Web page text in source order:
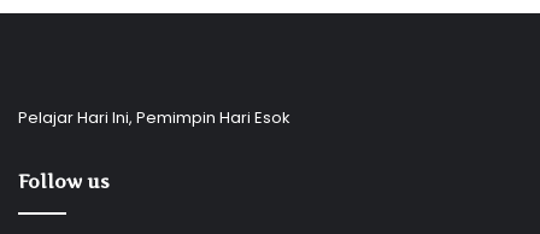
Pelajar Hari Ini, Pemimpin Hari Esok
Follow us